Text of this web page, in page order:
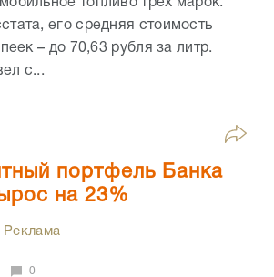
его средняя стоимость
– до 70,63 рубля за литр.
с...
портфель Банка
на 23%
Реклама
0